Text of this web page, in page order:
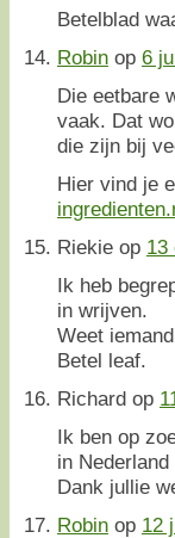
Betelblad
Robin op 6
Die eetbare
vaak. Dat
die zijn bij
Hier vind je
Riekie op 13
Ik heb
in wrijven.
Weet
Betel leaf.
Richard op
Ik ben op
in
Dank jullie
Robin op 12